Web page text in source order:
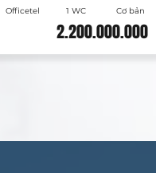
Officetel 1 WC Cơ bản
2.200.000.000